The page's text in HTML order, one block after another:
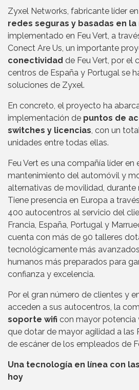
Zyxel Networks, fabricante líder en
redes seguras y basadas en la
implementado en Feu Vert, a
Conect Are Us, un importante
conectividad de Feu Vert, por el
centros de España y Portugal se
soluciones de Zyxel.
En concreto, el proyecto ha
implementación de puntos de
switches y licencias, con un
unidades entre todas ellas.
Feu Vert es una compañía líder en
mantenimiento del automóvil y
alternativas de movilidad, durante
Tiene presencia en Europa a
400 autocentros al servicio del
Francia, España, Portugal y
cuenta con más de 90 talleres
tecnológicamente más
humanos más preparados para
confianza y excelencia.
Por el gran número de clientes y
acceden a sus autocentros, la
soporte wifi con mayor potencia
que dotar de mayor agilidad a las
de escáner de los empleados de
Una tecnología en línea con
hoy